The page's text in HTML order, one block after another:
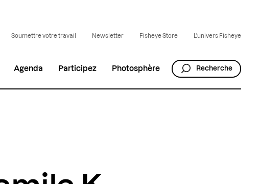
Soumettre votre travail Newsletter Fisheye Store L'univers Fisheye
Agenda Participez Photosphère Recherche